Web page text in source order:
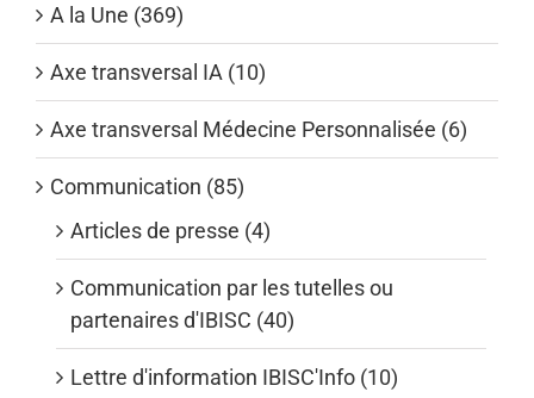
A la Une (369)
Axe transversal IA (10)
Axe transversal Médecine Personnalisée (6)
Communication (85)
Articles de presse (4)
Communication par les tutelles ou
partenaires d'IBISC (40)
Lettre d'information IBISC'Info (10)